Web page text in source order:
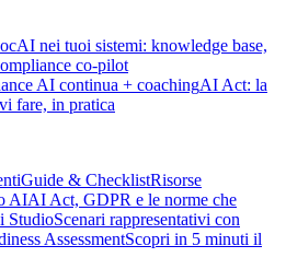
AI nei tuoi sistemi: knowledge base,
co-pilot
AI continua + coachingAI Act: la
fare, in pratica
Guide & ChecklistRisorse
AIAI Act, GDPR e le norme che
StudioScenari rappresentativi con
AssessmentScopri in 5 minuti il